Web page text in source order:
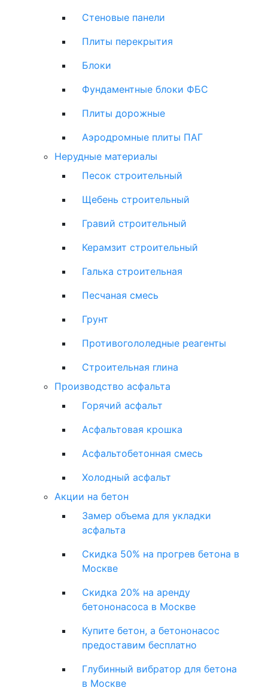
Стеновые панели
Плиты перекрытия
Блоки
Фундаментные блоки ФБС
Плиты дорожные
Аэродромные плиты ПАГ
Нерудные материалы
Песок строительный
Щебень строительный
Гравий строительный
Керамзит строительный
Галька строительная
Песчаная смесь
Грунт
Противогололедные реагенты
Строительная глина
Производство асфальта
Горячий асфальт
Асфальтовая крошка
Асфальтобетонная смесь
Холодный асфальт
Акции на бетон
Замер объема для укладки
асфальта
Скидка 50% на прогрев бетона в
Москве
Скидка 20% на аренду
бетононасоса в Москве
Купите бетон, а бетононасос
предоставим бесплатно
Глубинный вибратор для бетона
в Москве